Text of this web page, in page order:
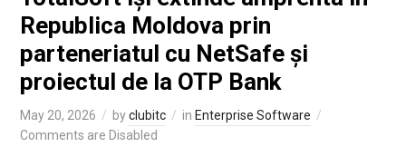
Republica Moldova prin
parteneriatul cu NetSafe și
proiectul de la OTP Bank
May 20, 2026 byclubitc in Enterprise Software
Comments are Disabled